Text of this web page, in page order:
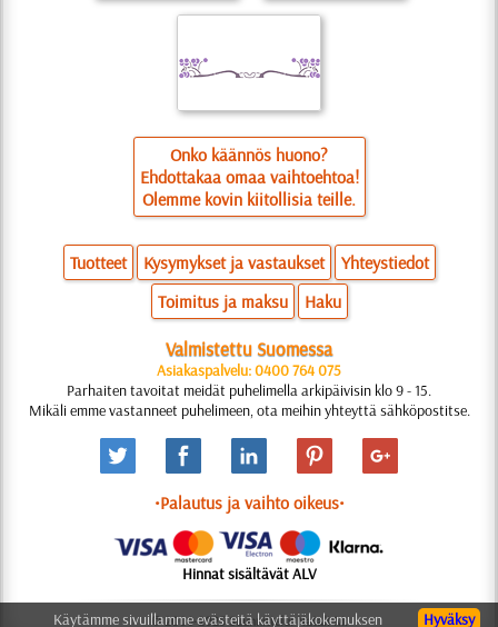
Onko käännös huono?
Ehdottakaa omaa vaihtoehtoa!
Olemme kovin kiitollisia teille.
Tuotteet Kysymykset ja vastaukset
Yhteystiedot
Toimitus ja maksu
Haku
Valmistettu Suomessa
Asiakaspalvelu: 0400 764 075
Parhaiten tavoitat meidät puhelimella arkipäivisin klo 9 - 15.
Mikäli emme vastanneet puhelimeen, ota meihin yhteyttä sähköpostitse.
•Palautus ja vaihto oikeus•
Hinnat sisältävät ALV
© 2006-2025 Suunnittelu: Natali M. Hyväksy
Käytämme sivuillamme evästeitä käyttäjäkokemuksen